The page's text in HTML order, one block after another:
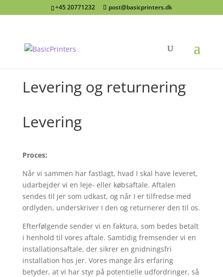
+45 20771232 post@basicprinters.dk
Levering og returnering
Levering
Proces:
Når vi sammen har fastlagt, hvad I skal have leveret,
udarbejder vi en leje- eller købsaftale. Aftalen
sendes til jer som udkast, og når I er tilfredse med
ordlyden, underskriver I den og returnerer den til os.
Efterfølgende sender vi en faktura, som bedes betalt
i henhold til vores aftale. Samtidig fremsender vi en
installationsaftale, der sikrer en gnidningsfri
installation hos jer. Vores mange års erfaring
betyder, at vi har styr på potentielle udfordringer, så